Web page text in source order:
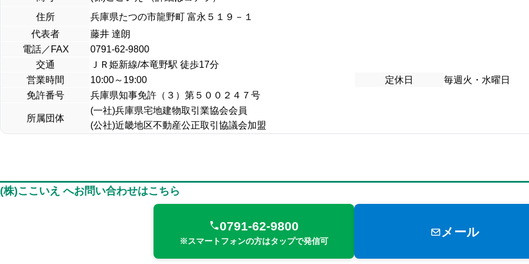
住所
兵庫県たつの市龍野町 富永５１９－１
代表者
藤井 達朗
電話／FAX
0791-62-9800
交通
ＪＲ姫新線/本竜野駅 徒歩17分
営業時間
10:00～19:00 定休日
毎週火・水曜日
免許番号
兵庫県知事免許（３）第５００２４７号
所属団体
(一社)兵庫県宅地建物取引業協会会員
(公社)近畿地区不動産公正取引協議会加盟
(株)ここいえ へお問い合わせはこちら
0791-62-9800
※スマートフォンの方はタップで発信可
メール